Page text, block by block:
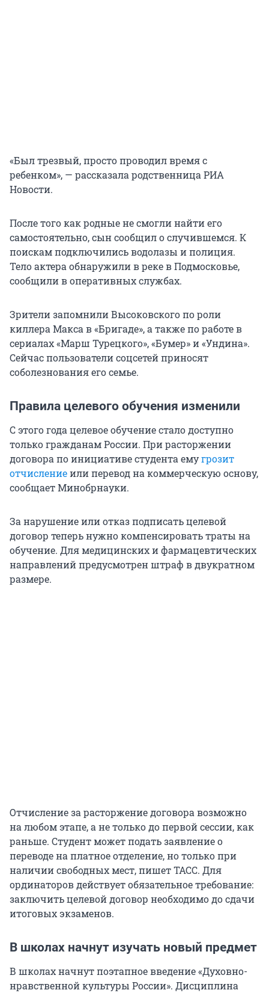
«Был трезвый, просто проводил время с
ребенком», — рассказала родственница РИА
Новости.
После того как родные не смогли найти его
самостоятельно, сын сообщил о случившемся. К
поискам подключились водолазы и полиция.
Тело актера обнаружили в реке в Подмосковье,
сообщили в оперативных службах.
Зрители запомнили Высоковского по роли
киллера Макса в «Бригаде», а также по работе в
сериалах «Марш Турецкого», «Бумер» и «Ундина».
Сейчас пользователи соцсетей приносят
соболезнования его семье.
Правила целевого обучения изменили
С этого года целевое обучение стало доступно
только гражданам России. При расторжении
договора по инициативе студента емугрозит
отчислениеили перевод на коммерческую основу,
сообщает Минобрнауки.
За нарушение или отказ подписать целевой
договор теперь нужно компенсировать траты на
обучение. Для медицинских и фармацевтических
направлений предусмотрен штраф в двукратном
размере.
Отчисление за расторжение договора возможно
на любом этапе, а не только до первой сессии, как
раньше. Студент может подать заявление о
переводе на платное отделение, но только при
наличии свободных мест, пишет ТАСС. Для
ординаторов действует обязательное требование:
заключить целевой договор необходимо до сдачи
итоговых экзаменов.
В школах начнут изучать новый предмет
В школах начнут поэтапное введение «Духовно-
нравственной культуры России». Дисциплина